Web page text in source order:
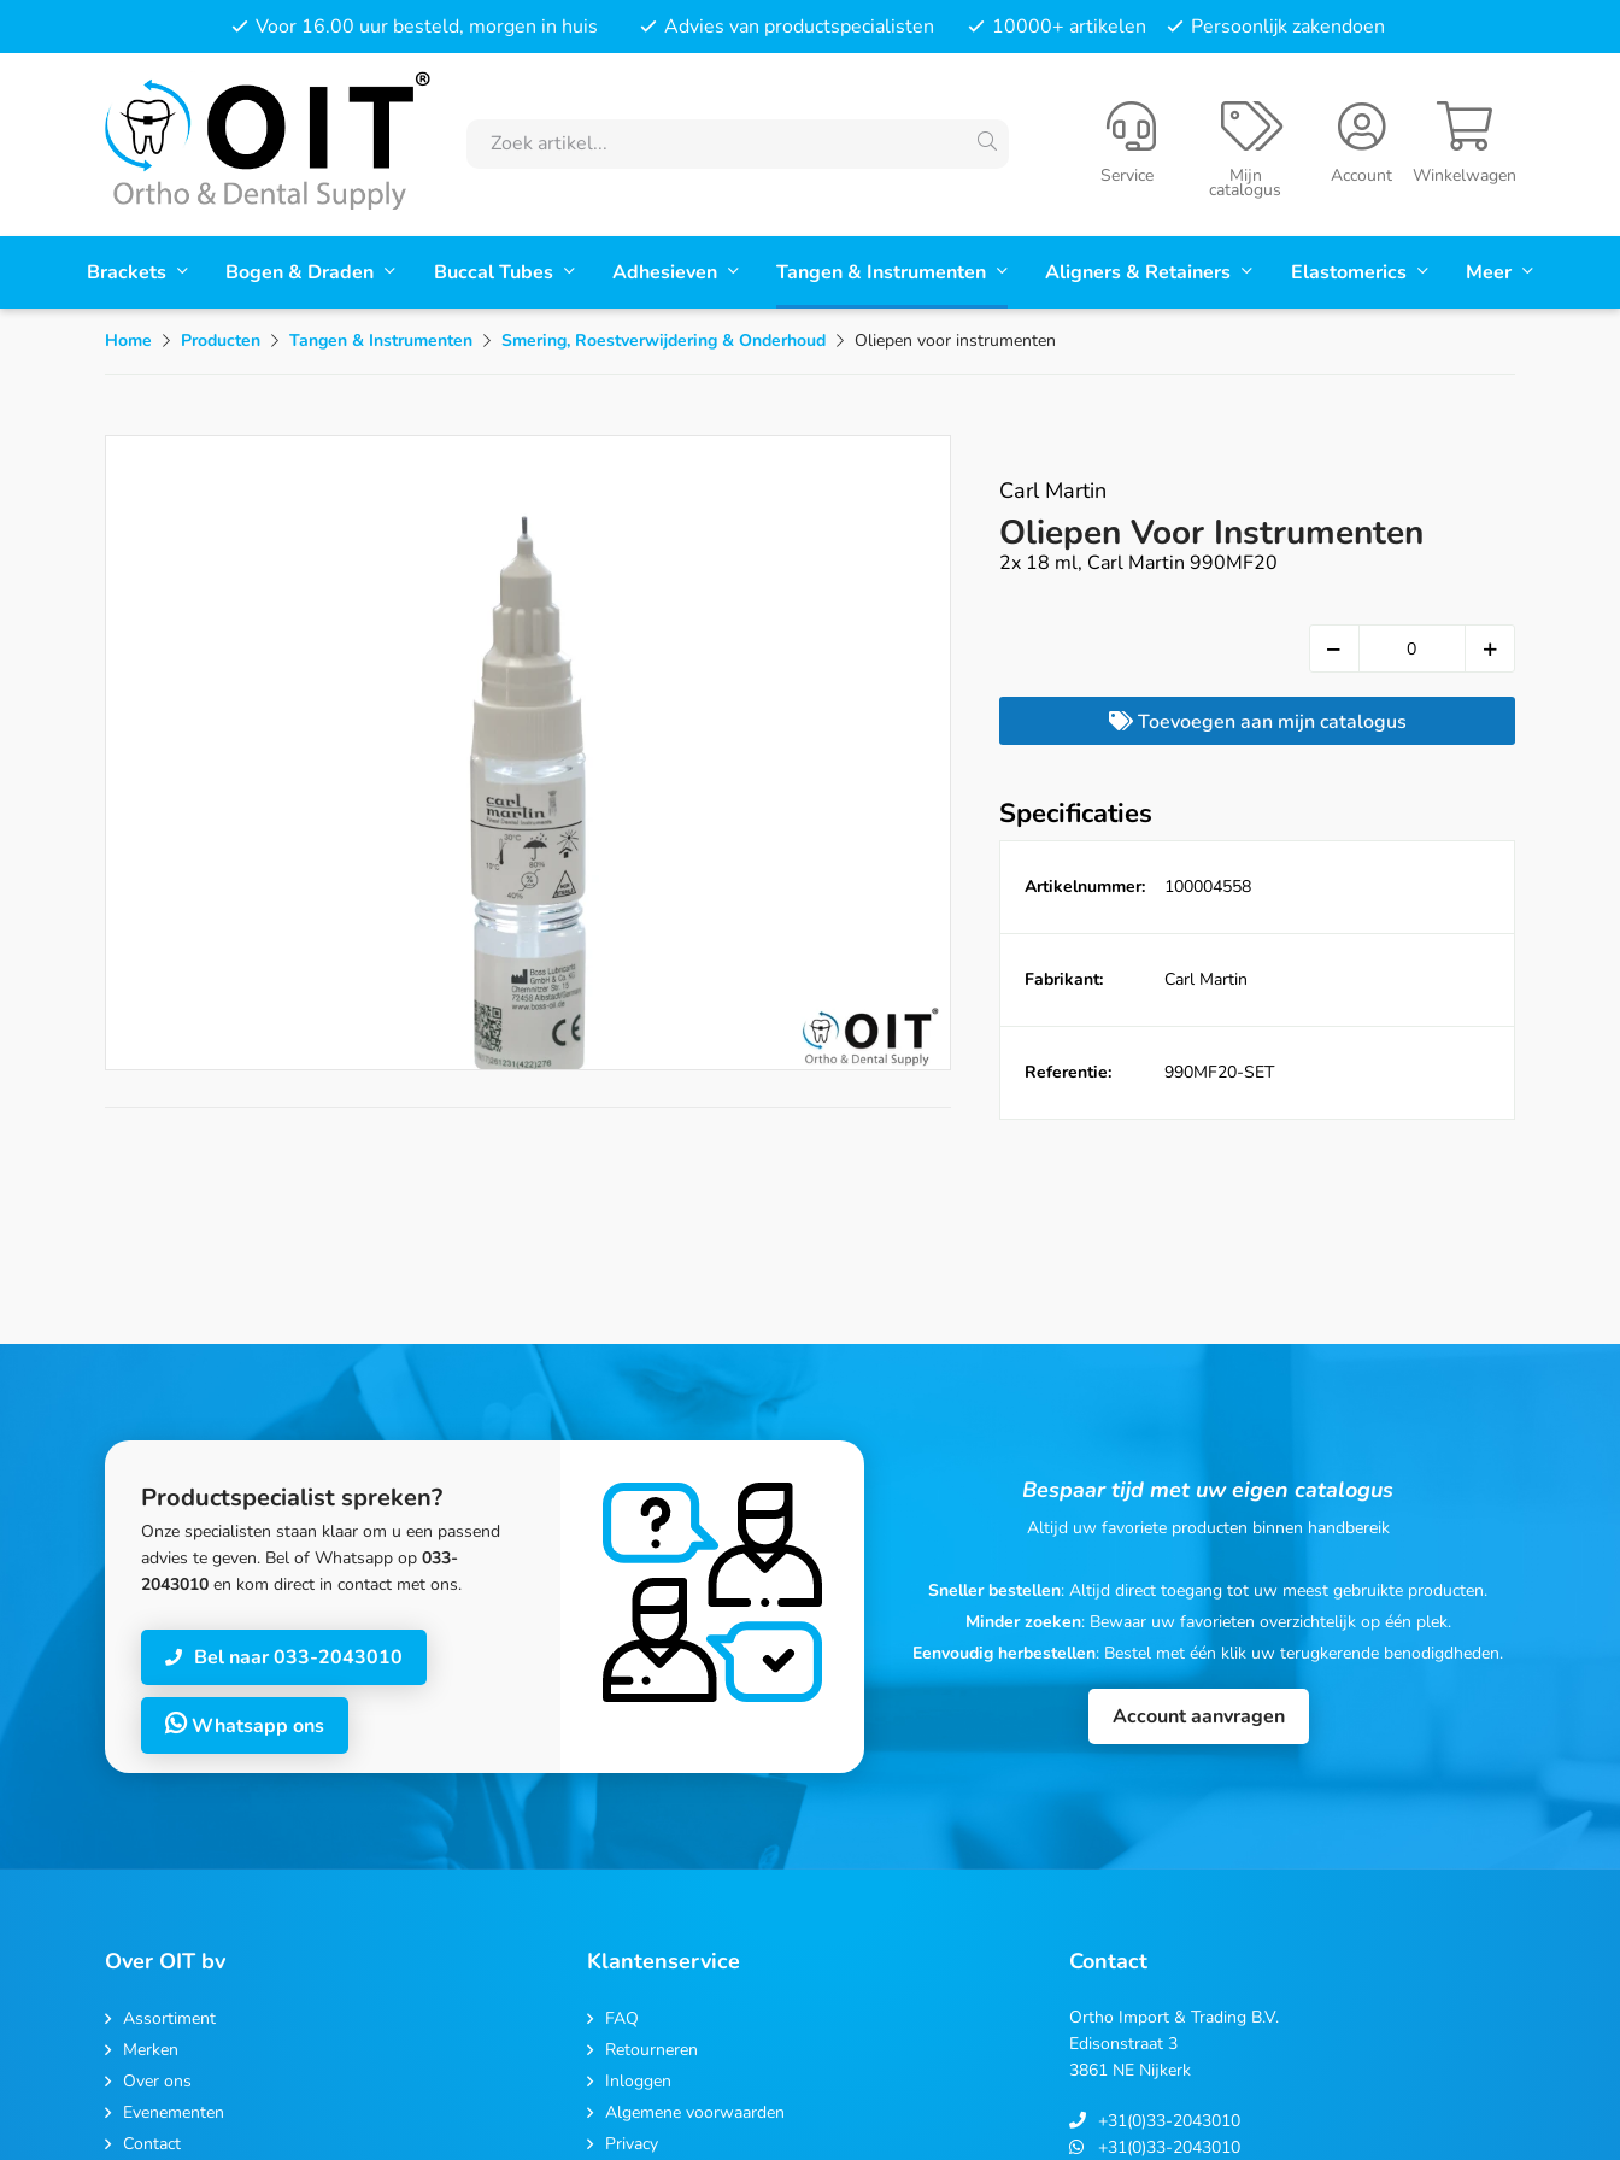
Voor 16.00 uur besteld, morgen in huis Advies van productspecialisten 10000+ artikelen Persoonlijk zakendoen
Winkelwagen
Account
Mijn
catalogus
Service
Brackets Bogen & Draden Buccal Tubes Adhesieven Tangen & Instrumenten Aligners & Retainers Elastomerics Meer
Home Producten Tangen & Instrumenten Smering, Roestverwijdering & Onderhoud Oliepen voor instrumenten
Carl Martin
Oliepen Voor Instrumenten
2x 18 ml, Carl Martin 990MF20
Toevoegen aan mijn catalogus
Specificaties
Artikelnummer: 100004558
Fabrikant: Carl Martin
Referentie: 990MF20-SET
Productspecialist spreken?
Onze specialisten staan klaar om u een passend
advies te geven. Bel of Whatsapp op 033-
2043010 en kom direct in contact met ons.
Bel naar 033-2043010
Whatsapp ons
Bespaar tijd met uw eigen catalogus
Altijd uw favoriete producten binnen handbereik
Sneller bestellen: Altijd direct toegang tot uw meest gebruikte producten.
Minder zoeken: Bewaar uw favorieten overzichtelijk op één plek.
Eenvoudig herbestellen: Bestel met één klik uw terugkerende benodigdheden.
Account aanvragen
Over OIT bv
Assortiment
Merken
Over ons
Evenementen
Contact
Klantenservice
FAQ
Retourneren
Inloggen
Algemene voorwaarden
Privacy
Contact
Ortho Import & Trading B.V.
Edisonstraat 3
3861 NE Nijkerk
+31(0)33-2043010
+31(0)33-2043010